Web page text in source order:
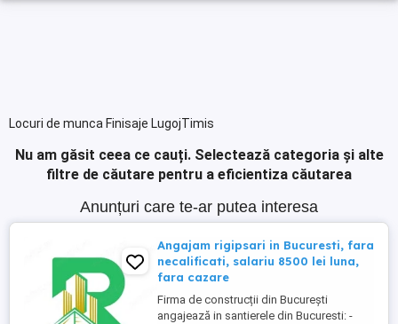
Locuri de munca Finisaje LugojTimis
Nu am găsit ceea ce cauți. Selectează categoria și alte
filtre de căutare pentru a eficientiza căutarea
Anunțuri care te-ar putea interesa
Angajam rigipsari in Bucuresti, fara
necalificati, salariu 8500 lei luna,
fara cazare
Firma de construcții din București
angajează in santierele din Bucuresti: -